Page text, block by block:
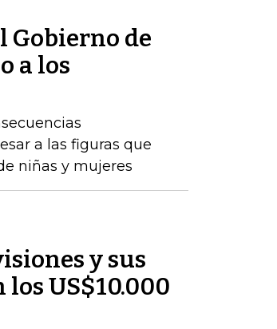
Gobierno de
a los
a las figuras que
niñas y mujeres
y sus
US$10.000